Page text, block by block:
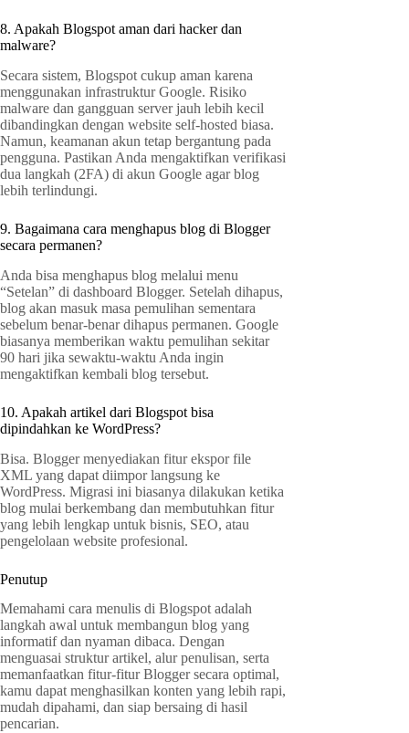
8. Apakah Blogspot aman dari hacker dan
malware?
Secara sistem, Blogspot cukup aman karena
menggunakan infrastruktur Google. Risiko
malware dan gangguan server jauh lebih kecil
dibandingkan dengan website self-hosted biasa.
Namun, keamanan akun tetap bergantung pada
pengguna. Pastikan Anda mengaktifkan verifikasi
dua langkah (2FA) di akun Google agar blog
lebih terlindungi.
9. Bagaimana cara menghapus blog di Blogger
secara permanen?
Anda bisa menghapus blog melalui menu
“Setelan” di dashboard Blogger. Setelah dihapus,
blog akan masuk masa pemulihan sementara
sebelum benar-benar dihapus permanen. Google
biasanya memberikan waktu pemulihan sekitar
90 hari jika sewaktu-waktu Anda ingin
mengaktifkan kembali blog tersebut.
10. Apakah artikel dari Blogspot bisa
dipindahkan ke WordPress?
Bisa. Blogger menyediakan fitur ekspor file
XML yang dapat diimpor langsung ke
WordPress. Migrasi ini biasanya dilakukan ketika
blog mulai berkembang dan membutuhkan fitur
yang lebih lengkap untuk bisnis, SEO, atau
pengelolaan website profesional.
Penutup
Memahami cara menulis di Blogspot adalah
langkah awal untuk membangun blog yang
informatif dan nyaman dibaca. Dengan
menguasai struktur artikel, alur penulisan, serta
memanfaatkan fitur-fitur Blogger secara optimal,
kamu dapat menghasilkan konten yang lebih rapi,
mudah dipahami, dan siap bersaing di hasil
pencarian.